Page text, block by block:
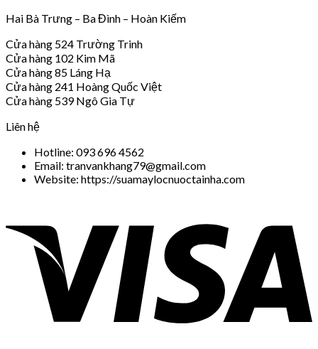
Hai Bà Trưng – Ba Đình – Hoàn Kiếm
Cửa hàng 524 Trường Trinh
Cửa hàng 102 Kim Mã
Cửa hàng 85 Láng Hạ
Cửa hàng 241 Hoàng Quốc Việt
Cửa hàng 539 Ngô Gia Tự
Liên hệ
Hotline: 093 696 4562
Email: tranvankhang79@gmail.com
Website: https://suamaylocnuoctainha.com